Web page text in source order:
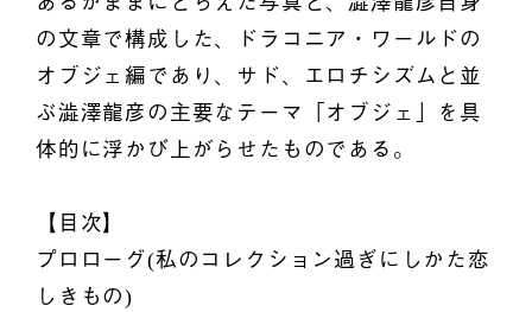
の文章で構成した、ドラコニア・ワールドの
オブジェ編であり、サド、エロチシズムと並
ぶ澁澤龍彦の主要なテーマ「オブジェ」を具
体的に浮かび上がらせたものである。
【目次】
プロローグ(私のコレクション過ぎにしかた恋
しきもの)